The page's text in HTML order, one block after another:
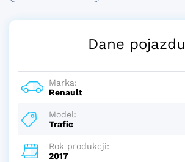
Dane pojazdu
Marka:
Renault
Model:
Trafic
Rok produkcji:
2017